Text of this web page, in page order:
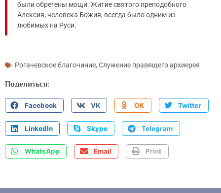
были обретены мощи. Житие святого преподобного
Алексия, человека Божия, всегда было одним из
любимых на Руси.
Рогачевское благочиние, Служение правящего архиерея
Поделиться:
Facebook VK OK Twitter
LinkedIn Skype Telegram
WhatsApp Email Print